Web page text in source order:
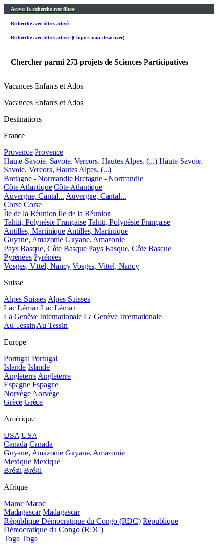
Activer la recherche avec filtres
Recherche avec filtres activée
Recherche avec filtres activée (Cliquer pour désactiver)
Chercher parmi 273 projets de Sciences Participatives
Vacances Enfants et Ados
Vacances Enfants et Ados
Destinations
France
Provence Provence
Haute-Savoie, Savoie, Vercors, Hautes Alpes, (...) Haute-Savoie,
Savoie, Vercors, Hautes Alpes, (...)
Bretagne - Normandie Bretagne - Normandie
Côte Atlantique Côte Atlantique
Auvergne, Cantal... Auvergne, Cantal...
Corse Corse
Île de la Réunion Île de la Réunion
Tahiti, Polynésie Française Tahiti, Polynésie Française
Antilles, MartiniqueAntilles, Martinique
Guyane, Amazonie Guyane, Amazonie
Pays Basque, Côte Basque Pays Basque, Côte Basque
Pyrénées Pyrénées
Vosges, Vittel, Nancy Vosges, Vittel, Nancy
Suisse
Alpes SuissesAlpes Suisses
Lac Léman Lac Léman
La Genève Internationale La Genève Internationale
Au TessinAu Tessin
Europe
Portugal Portugal
Islande Islande
AngleterreAngleterre
Espagne Espagne
Norvège Norvège
Grèce Grèce
Amérique
USA USA
Canada Canada
Guyane, Amazonie Guyane, Amazonie
Mexique Mexique
Brésil Brésil
Afrique
Maroc Maroc
Madagascar Madagascar
République Démocratique du Congo (RDC) République
Démocratique du Congo (RDC)
Togo Togo